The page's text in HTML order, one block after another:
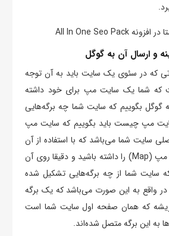
و ارسال آن به گوگل
که در سئوی یک سایت باید به آن توجه
که شما یک سایت مپ برای خود داشته
گوگل بگوییم که سایت شما چه برگه‌هایی
سایت مپ چیست باید بگوییم که سایت مپ
سایت شما می‌باشد که با استفاده از آن
می‌توانید یک نقشه یا مپ (Map) را داشته باشید و دقیقا روی آن
شما از چه برگه‌هایی تشکیل شده
واقع به این صورت می‌باشد که یک برگه
ریشه که همان صفحه اول سایت شما است
به این برگه متصل شده‌اند.